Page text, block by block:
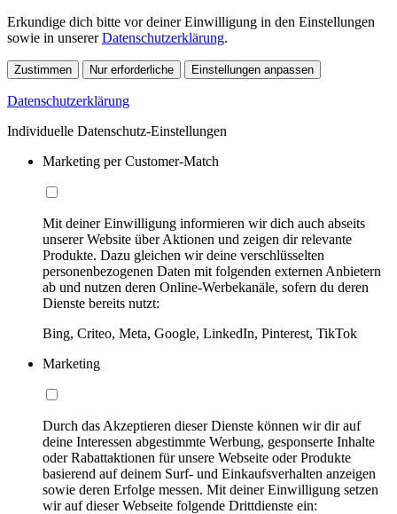
Erkundige dich bitte vor deiner Einwilligung in den Einstellungen
sowie in unsererDatenschutzerklärung.
Zustimmen Nur erforderliche Einstellungen anpassen
Datenschutzerklärung
Individuelle Datenschutz-Einstellungen
Marketing per Customer-Match
Mit deiner Einwilligung informieren wir dich auch abseits
unserer Website über Aktionen und zeigen dir relevante
Produkte. Dazu gleichen wir deine verschlüsselten
personenbezogenen Daten mit folgenden externen Anbietern
ab und nutzen deren Online-Werbekanäle, sofern du deren
Dienste bereits nutzt:
Bing, Criteo, Meta, Google, LinkedIn, Pinterest, TikTok
Marketing
Durch das Akzeptieren dieser Dienste können wir dir auf
deine Interessen abgestimmte Werbung, gesponserte Inhalte
oder Rabattaktionen für unsere Webseite oder Produkte
basierend auf deinem Surf- und Einkaufsverhalten anzeigen
sowie deren Erfolge messen. Mit deiner Einwilligung setzen
wir auf dieser Webseite folgende Drittdienste ein: